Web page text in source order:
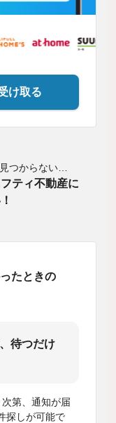
け取る
つからない…
ティ不動産に
たときの
待つだけ
第、通知が届
探しが可能で